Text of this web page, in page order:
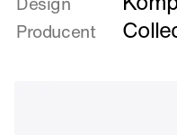
Den
store
Producent